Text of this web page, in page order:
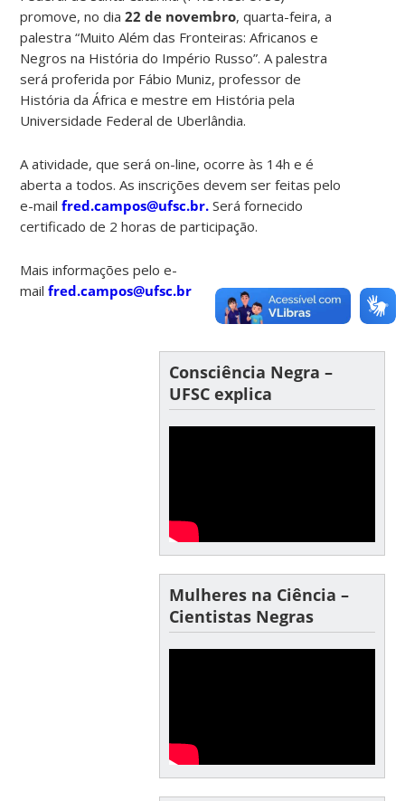
promove, no dia 22 de novembro, quarta-feira, a
palestra “Muito Além das Fronteiras: Africanos e
Negros na História do Império Russo”. A palestra
será proferida por Fábio Muniz, professor de
História da África e mestre em História pela
Universidade Federal de Uberlândia.
A atividade, que será on-line, ocorre às 14h e é
aberta a todos. As inscrições devem ser feitas pelo
e-mailfred.campos@ufsc.br. Será fornecido
certificado de 2 horas de participação.
Mais informações pelo e-
mailfred.campos@ufsc.br
Consciência Negra –
UFSC explica
Mulheres na Ciência –
Cientistas Negras